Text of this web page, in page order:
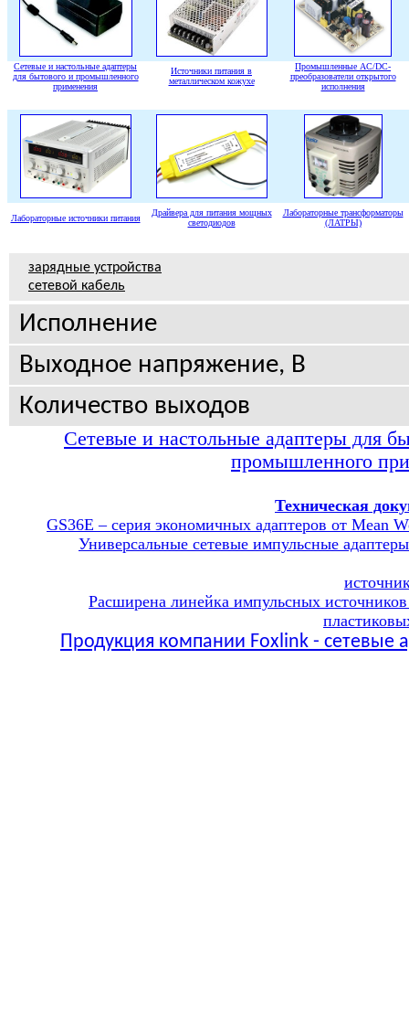
Сетевые и настольные адаптеры
для бытового и промышленного
применения
Источники питания в
металлическом кожухе
Промышленные AC/DC-
преобразователи открытого
исполнения
Лабораторные источники питания
Драйвера для питания мощных
светодиодов
Лабораторные трансформаторы
(ЛАТРЫ)
зарядные устройства
сетевой кабель
Исполнение
Выходное напряжение, В
Количество выходов
Сетевые и настольные адаптеры для
промышленного
Техническая
GS36E – серия экономичных адаптеров от Mean
Универсальные сетевые импульсные
Расширена линейка импульсных
Продукция компании Foxlink - сетевые